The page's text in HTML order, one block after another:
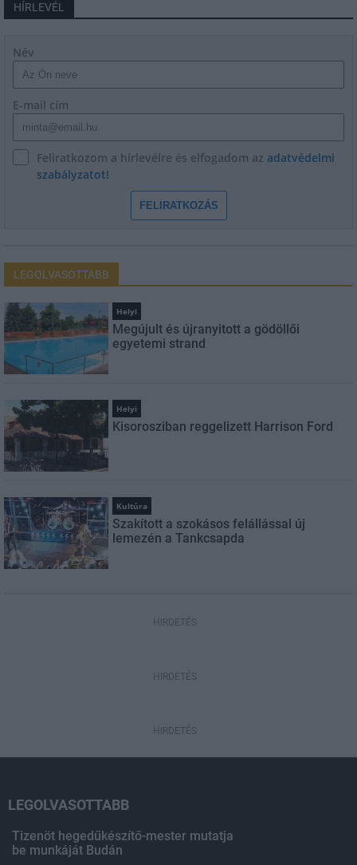
HÍRLEVÉL
Név
E-mail cím
Feliratkozom a hírlevélre és elfogadom az adatvédelmi
szabályzatot!
FELIRATKOZÁS
LEGOLVASOTTABB
Helyi
Megújult és újranyitott a gödöllői
egyetemi strand
Helyi
Kisorosziban reggelizett Harrison Ford
Kultúra
Szakított a szokásos felállással új
lemezén a Tankcsapda
HIRDETÉS
HIRDETÉS
HIRDETÉS
LEGOLVASOTTABB
Tizenöt hegedűkészítő-mester mutatja
be munkáját Budán